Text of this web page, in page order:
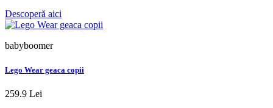
Descoperă aici
babyboomer
Lego Wear geaca copii
259.9 Lei